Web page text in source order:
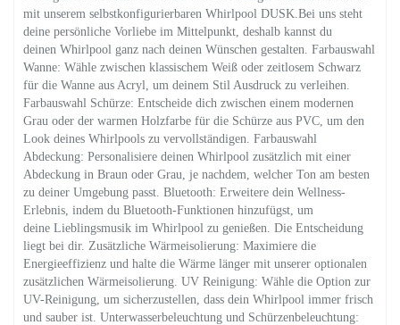
mit unserem selbstkonfigurierbaren Whirlpool DUSK.Bei uns steht
deine persönliche Vorliebe im Mittelpunkt, deshalb kannst du
deinen Whirlpool ganz nach deinen Wünschen gestalten. Farbauswahl
Wanne: Wähle zwischen klassischem Weiß oder zeitlosem Schwarz
für die Wanne aus Acryl, um deinem Stil Ausdruck zu verleihen.
Farbauswahl Schürze: Entscheide dich zwischen einem modernen
Grau oder der warmen Holzfarbe für die Schürze aus PVC, um den
Look deines Whirlpools zu vervollständigen. Farbauswahl
Abdeckung: Personalisiere deinen Whirlpool zusätzlich mit einer
Abdeckung in Braun oder Grau, je nachdem, welcher Ton am besten
zu deiner Umgebung passt. Bluetooth: Erweitere dein Wellness-
Erlebnis, indem du Bluetooth-Funktionen hinzufügst, um
deine Lieblingsmusik im Whirlpool zu genießen. Die Entscheidung
liegt bei dir. Zusätzliche Wärmeisolierung: Maximiere die
Energieeffizienz und halte die Wärme länger mit unserer optionalen
zusätzlichen Wärmeisolierung. UV Reinigung: Wähle die Option zur
UV-Reinigung, um sicherzustellen, dass dein Whirlpool immer frisch
und sauber ist. Unterwasserbeleuchtung und Schürzenbeleuchtung: